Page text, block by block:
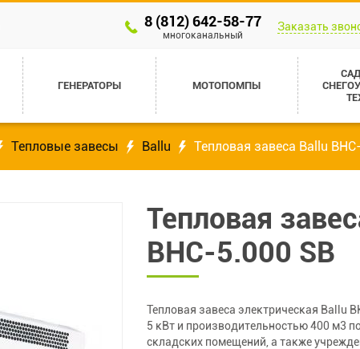
8 (812) 642-58-77
многоканальный
Заказать
ГЕНЕРАТОРЫ МОТОПОМПЫ
Тепловые завесы Ballu Тепловая завеса Ballu
Тепловая
BHC-5.000 SB
Тепловая завеса электрическая Ballu
5 кВт и производительностью 400 м3
складских помещений, а также